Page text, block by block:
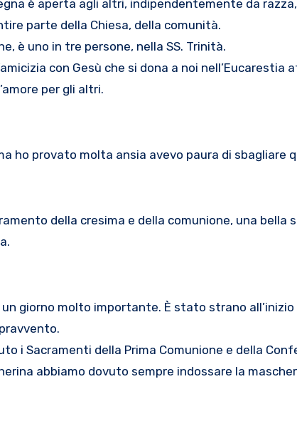
è aperta agli altri, indipendentemente da
parte della Chiesa, della comunità.
è uno in tre persone, nella SS. Trinità.
con Gesù che si dona a noi
per gli altri.
ho provato molta ansia avevo paura di sbagliare
della cresima e della comunione, una
giorno molto importante. È stato strano
i Sacramenti della Prima Comunione e della
abbiamo dovuto sempre indossare la